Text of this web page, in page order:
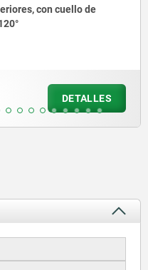
Bisagras ocultas de
o acero inoxidable, borde
$364.81
más gastos de envío